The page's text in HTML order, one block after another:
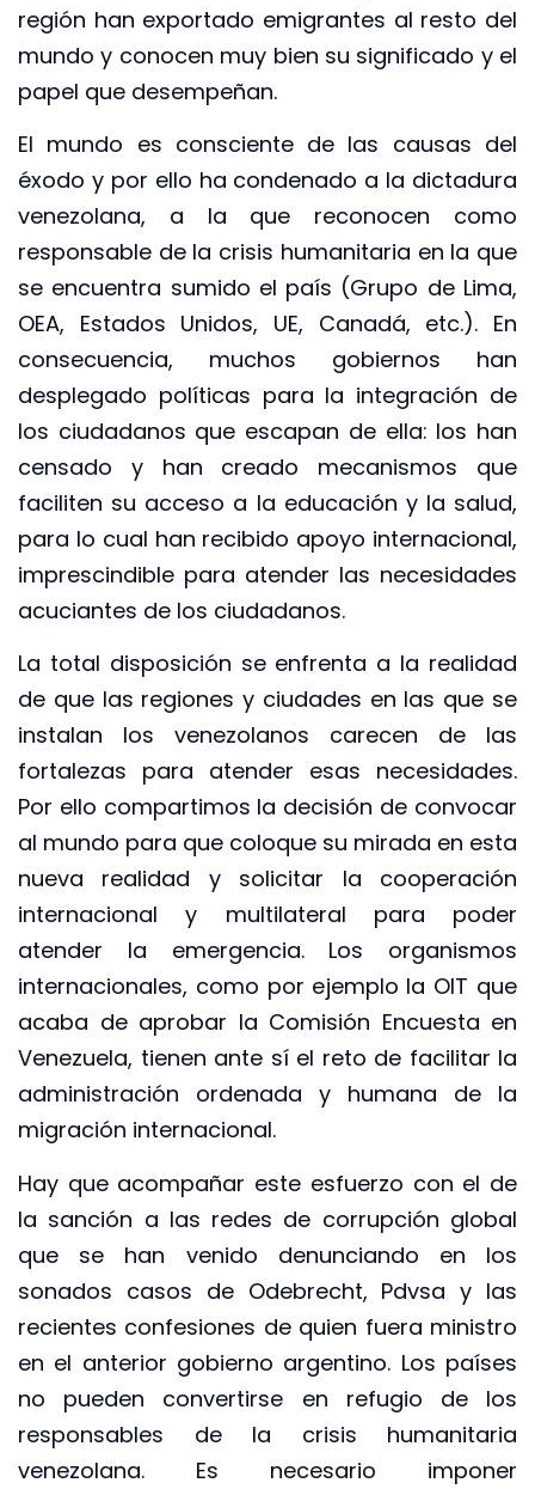
región han exportado emigrantes al resto del
mundo y conocen muy bien su significado y el
papel que desempeñan.
El mundo es consciente de las causas del
éxodo y por ello ha condenado a la dictadura
venezolana, a la que reconocen como
responsable de la crisis humanitaria en la que
se encuentra sumido el país (Grupo de Lima,
OEA, Estados Unidos, UE, Canadá, etc.). En
consecuencia, muchos gobiernos han
desplegado políticas para la integración de
los ciudadanos que escapan de ella: los han
censado y han creado mecanismos que
faciliten su acceso a la educación y la salud,
para lo cual han recibido apoyo internacional,
imprescindible para atender las necesidades
acuciantes de los ciudadanos.
La total disposición se enfrenta a la realidad
de que las regiones y ciudades en las que se
instalan los venezolanos carecen de las
fortalezas para atender esas necesidades.
Por ello compartimos la decisión de convocar
al mundo para que coloque su mirada en esta
nueva realidad y solicitar la cooperación
internacional y multilateral para poder
atender la emergencia. Los organismos
internacionales, como por ejemplo la OIT que
acaba de aprobar la Comisión Encuesta en
Venezuela, tienen ante sí el reto de facilitar la
administración ordenada y humana de la
migración internacional.
Hay que acompañar este esfuerzo con el de
la sanción a las redes de corrupción global
que se han venido denunciando en los
sonados casos de Odebrecht, Pdvsa y las
recientes confesiones de quien fuera ministro
en el anterior gobierno argentino. Los países
no pueden convertirse en refugio de los
responsables de la crisis humanitaria
venezolana. Es necesario imponer